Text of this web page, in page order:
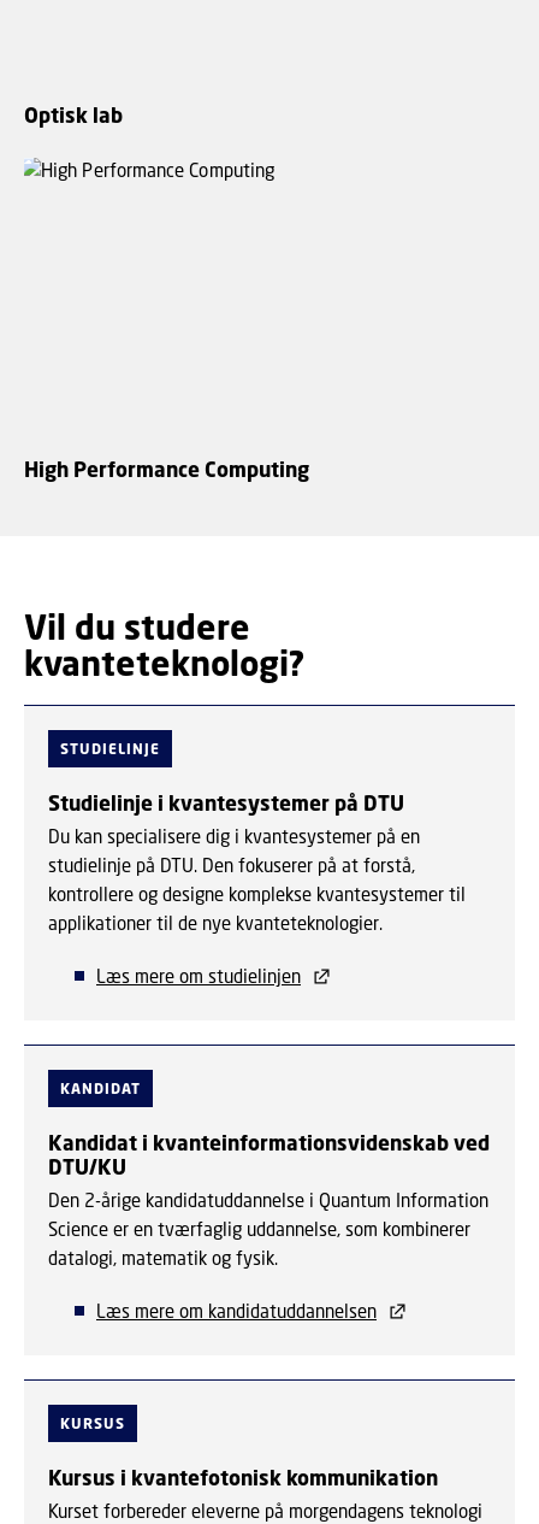
Optisk lab
High Performance Computing
Vil du studere
kvanteteknologi?
STUDIELINJE
Studielinje i kvantesystemer på DTU
Du kan specialisere dig i kvantesystemer på en
studielinje på DTU. Den fokuserer på at forstå,
kontrollere og designe komplekse kvantesystemer til
applikationer til de nye kvanteteknologier.
Læs mere om studielinjen
KANDIDAT
Kandidat i kvanteinformationsvidenskab ved
DTU/KU
Den 2-årige kandidatuddannelse i Quantum Information
Science er en tværfaglig uddannelse, som kombinerer
datalogi, matematik og fysik.
Læs mere om kandidatuddannelsen
KURSUS
Kursus i kvantefotonisk kommunikation
Kurset forbereder eleverne på morgendagens teknologi